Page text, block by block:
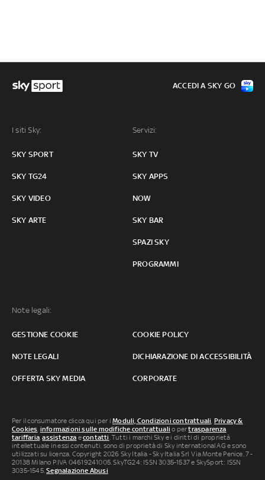
I siti Sky:
SKY SPORT
SKY TG24
SKY VIDEO
SKY ARTE
Servizi:
SKY TV
SKY APPS
NOW
SKY BAR
SPAZI SKY
PROGRAMMI
Note legali:
GESTIONE COOKIE COOKIE POLICY
NOTE LEGALI DICHIARAZIONE DI ACCESSIBILITÀ
OFFERTA SKY MEDIA CORPORATE
ACCEDI A SKY GO
Per il consumatore clicca qui per iModuli, Condizioni contrattuali Privacy &
Cookies informazioni sulle modifiche contrattuali o pertrasparenza
tariffaria ,assistenza econtatti . Tutti i marchi Sky e i diritti di proprietà
intellettuale in essi contenuti, sono di proprietà di Sky international AG e sono
utilizzati su licenza. Copyright 2026 Sky Italia - Sky Italia Srl Via Monte Penice, 7 -
20138 Milano P.IVA 04619241005. SkyTG24: ISSN 3035-1537 e SkySport: ISSN
3035-1545.Segnalazione Abusi